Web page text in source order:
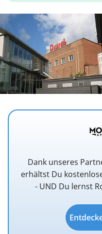
Dank unseres
erhältst Du
- UND Du lernst